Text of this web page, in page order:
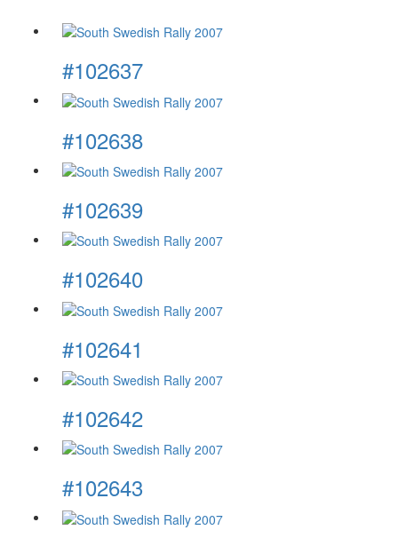
#102637
#102638
#102639
#102640
#102641
#102642
#102643